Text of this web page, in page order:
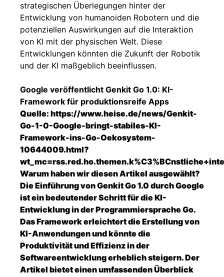
strategischen Überlegungen hinter der
Entwicklung von humanoiden Robotern und die
potenziellen Auswirkungen auf die Interaktion
von KI mit der physischen Welt. Diese
Entwicklungen könnten die Zukunft der Robotik
und der KI maßgeblich beeinflussen.
Google veröffentlicht Genkit Go 1.0: KI-
Framework für produktionsreife Apps
Quelle: https://www.heise.de/news/Genkit-
Go-1-0-Google-bringt-stabiles-KI-
Framework-ins-Go-Oekosystem-
10644009.html?
Warum haben wir diesen Artikel ausgewählt?
Die Einführung von Genkit Go 1.0 durch Google
ist ein bedeutender Schritt für die KI-
Entwicklung in der Programmiersprache Go.
Das Framework erleichtert die Erstellung von
KI-Anwendungen und könnte die
Produktivität und Effizienz in der
Softwareentwicklung erheblich steigern. Der
Artikel bietet einen umfassenden Überblick